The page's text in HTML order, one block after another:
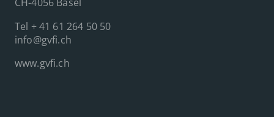
Tel + 41 61 264 50 50
info@gvfi.ch
www.gvfi.ch